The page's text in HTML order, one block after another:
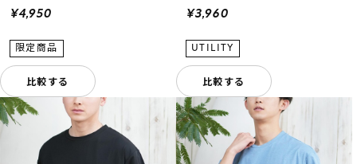
¥4,950
比較する
¥3,960
比較する